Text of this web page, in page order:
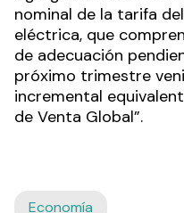
nominal de la tarifa
eléctrica, que
de adecuación
próximo trimestre
incremental
de Venta Global”.
Economía